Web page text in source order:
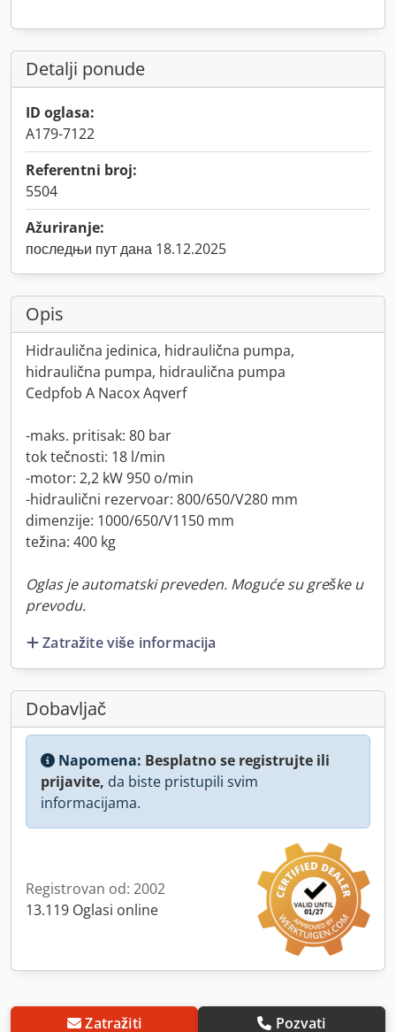
Detalji ponude
ID oglasa:
A179-7122
Referentni broj:
5504
Ažuriranje:
последњи пут дана 18.12.2025
Opis
Hidraulična jedinica, hidraulična pumpa,
hidraulična pumpa, hidraulična pumpa
Cedpfob A Nacox Aqverf
-maks. pritisak: 80 bar
tok tečnosti: 18 l/min
-motor: 2,2 kW 950 o/min
-hidraulični rezervoar: 800/650/V280 mm
dimenzije: 1000/650/V1150 mm
težina: 400 kg
Oglas je automatski preveden. Moguće su greške u
prevodu.
Zatražite više informacija
Dobavljač
Napomena: Besplatno se registrujte ili
prijavite, da biste pristupili svim
informacijama.
Registrovan od: 2002
13.119 Oglasi online
Zatražiti Pozvati